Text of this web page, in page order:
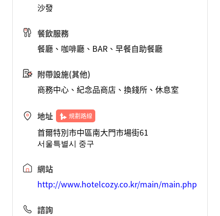
沙發
餐飲服務
餐廳、咖啡廳、BAR、早餐自助餐廳
附帶設施(其他)
商務中心、紀念品商店、換錢所、休息室
地址 規劃路線
首爾特別市中區南大門市場街61
서울특별시 중구
網站
http://www.hotelcozy.co.kr/main/main.php
諮詢